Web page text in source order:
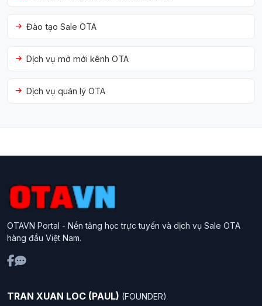
Đào tạo Sale OTA
Dịch vụ mở mới kênh OTA
Dịch vụ quản lý OTA
OTAVN Portal - Nền tảng học trực tuyến và dịch vụ Sale OTA
hàng đầu Việt Nam.
TRAN XUAN LOC (PAUL) (FOUNDER)